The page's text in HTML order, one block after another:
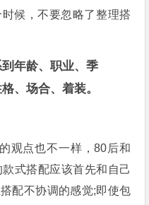
候，不要忽略了整理搭
年龄、职业、季
、场合、着装。
观点也不一样，80后和
式搭配应该首先和自己
配不协调的感觉;即使包